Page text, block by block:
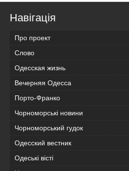
Навігація
Про проект
Слово
Одесская жизнь
Вечерняя Одесса
Порто-Франко
Чорноморські новини
Чорноморський гудок
Одесский вестник
Одеськi вiстi